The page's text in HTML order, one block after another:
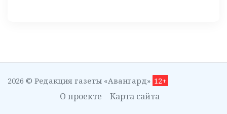
2026 © Редакция газеты «Авангард» 12+
О проекте Карта сайта